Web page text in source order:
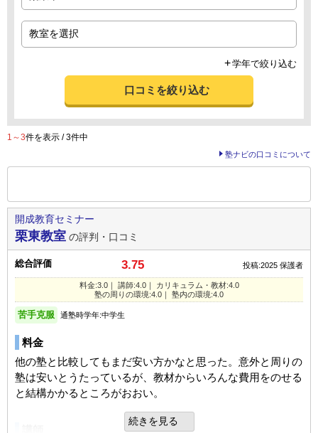
学年で絞り込む
口コミを絞り込む
1～3件を表示 / 3件中
塾ナビの口コミについて
開成教育セミナー
栗東教室 の評判・口コミ
総合評価 3.75 投稿:2025 保護者
料金:3.0｜ 講師:4.0｜ カリキュラム・教材:4.0
塾の周りの環境:4.0｜ 塾内の環境:4.0
苦手克服 通塾時学年:中学生
料金
他の塾と比較してもまだ安い方かなと思った。意外と周りの
塾は安いとうたっているが、教材からいろんな費用をのせる
と結構かかるところがおおい。
続きを見る